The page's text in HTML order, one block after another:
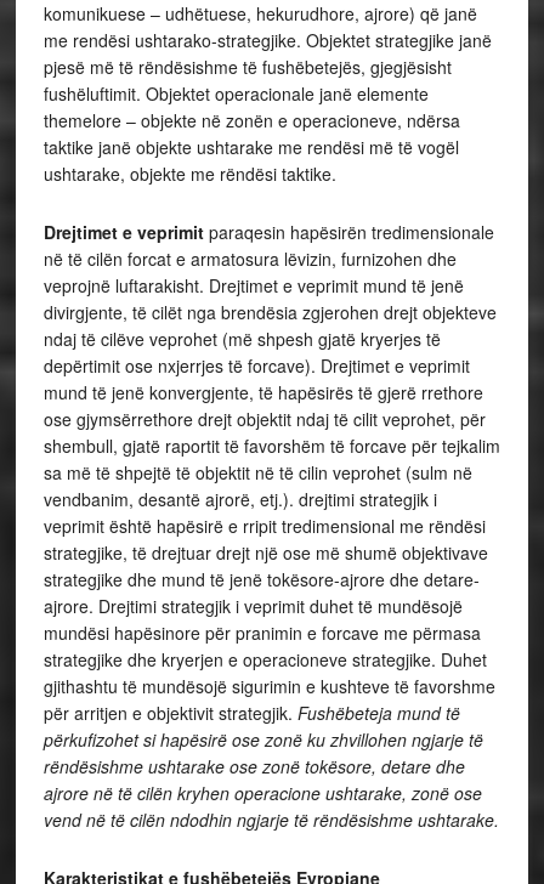
komunikuese – udhëtuese, hekurudhore, ajrore) që janë
me rendësi ushtarako-strategjike. Objektet strategjike janë
pjesë më të rëndësishme të fushëbetejës, gjegjësisht
fushëluftimit. Objektet operacionale janë elemente
themelore – objekte në zonën e operacioneve, ndërsa
taktike janë objekte ushtarake me rendësi më të vogël
ushtarake, objekte me rëndësi taktike.
Drejtimet e veprimitparaqesin hapësirën tredimensionale
në të cilën forcat e armatosura lëvizin, furnizohen dhe
veprojnë luftarakisht. Drejtimet e veprimit mund të jenë
divirgjente, të cilët nga brendësia zgjerohen drejt objekteve
ndaj të cilëve veprohet (më shpesh gjatë kryerjes të
depërtimit ose nxjerrjes të forcave). Drejtimet e veprimit
mund të jenë konvergjente, të hapësirës të gjerë rrethore
ose gjymsërrethore drejt objektit ndaj të cilit veprohet, për
shembull, gjatë raportit të favorshëm të forcave për tejkalim
sa më të shpejtë të objektit në të cilin veprohet (sulm në
vendbanim, desantë ajrorë, etj.). drejtimi strategjik i
veprimit është hapësirë e rripit tredimensional me rëndësi
strategjike, të drejtuar drejt një ose më shumë objektivave
strategjike dhe mund të jenë tokësore-ajrore dhe detare-
ajrore. Drejtimi strategjik i veprimit duhet të mundësojë
mundësi hapësinore për pranimin e forcave me përmasa
strategjike dhe kryerjen e operacioneve strategjike. Duhet
gjithashtu të mundësojë sigurimin e kushteve të favorshme
për arritjen e objektivit strategjik. Fushëbeteja mund të
përkufizohet si hapësirë ose zonë ku zhvillohen ngjarje të
rëndësishme ushtarake ose zonë tokësore, detare dhe
ajrore në të cilën kryhen operacione ushtarake, zonë ose
vend në të cilën ndodhin ngjarje të rëndësishme ushtarake.
Karakteristikat e fushëbetejës Evropiane